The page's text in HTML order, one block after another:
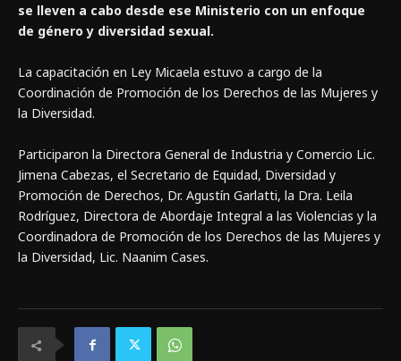
se lleven a cabo desde ese Ministerio con un enfoque
de género y diversidad sexual.
La capacitación en Ley Micaela estuvo a cargo de la
Coordinación de Promoción de los Derechos de las Mujeres y
la Diversidad.
Participaron la Directora General de Industria y Comercio Lic.
Jimena Cabezas, el Secretario de Equidad, Diversidad y
Promoción de Derechos, Dr. Agustín Garlatti, la Dra. Leila
Rodríguez, Directora de Abordaje Integral a las Violencias y la
Coordinadora de Promoción de los Derechos de las Mujeres y
la Diversidad, Lic. Naanim Cases.